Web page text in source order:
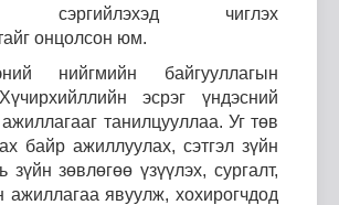
сэргийлэхэд чиглэх
онцолсон юм.
нийгмийн байгууллагын
эсрэг үндэсний
танилцууллаа. Уг төв
байр ажиллуулах, сэтгэл зүйн
зүйн зөвлөгөө үзүүлэх, сургалт,
ажиллагаа явуулж, хохирогчдод